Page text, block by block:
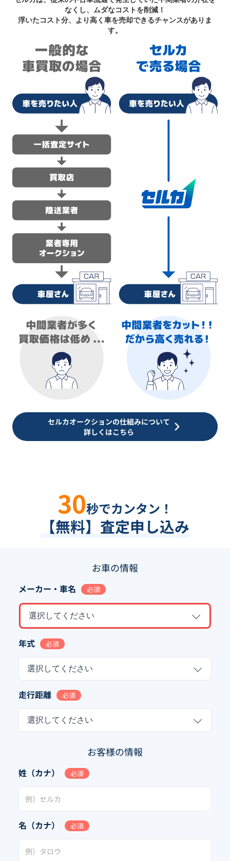
なくし、ムダなコストを削減！
浮いたコスト分、より高く車を売却できるチャンスがありま
す。
セルカオークションの仕組みについて
詳しくはこちら
30秒でカンタン！
【無料】査定申し込み
お車の情報
メーカー・車名 必須
選択してください
年式 必須
選択してください
走行距離 必須
選択してください
お客様の情報
姓（カナ） 必須
名（カナ） 必須